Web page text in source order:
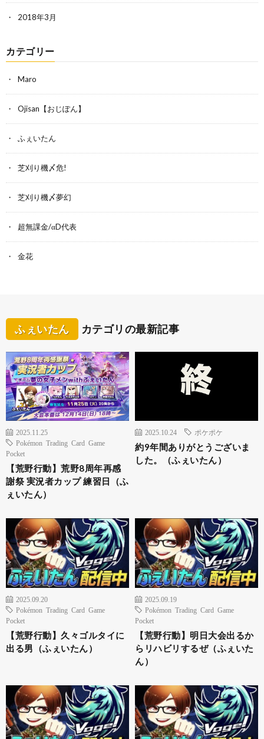
2018年3月
カテゴリー
Maro
Ojisan【おじぽん】
ふぇいたん
芝刈り機〆危!
芝刈り機〆夢幻
超無課金/αD代表
金花
ふぇいたん カテゴリの最新記事
2025.11.25
Pokémon Trading Card Game
Pocket
【荒野行動】荒野8周年再感
謝祭 実況者カップ 練習日（ふ
ぇいたん）
2025.10.24 ポケポケ
約9年間ありがとうございま
した。（ふぇいたん）
2025.09.20
Pokémon Trading Card Game
Pocket
【荒野行動】久々ゴルタイに
出る男（ふぇいたん）
2025.09.19
Pokémon Trading Card Game
Pocket
【荒野行動】明日大会出るか
らリハビリするぜ（ふぇいた
ん）